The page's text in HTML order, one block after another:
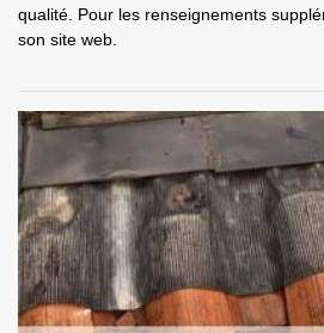
qualité. Pour les renseignements
son site web.